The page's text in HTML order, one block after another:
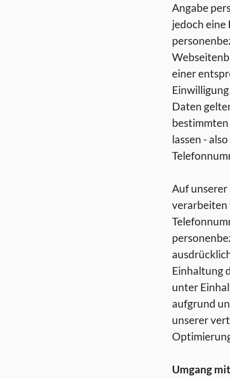
Angabe
jedoch eine
einer
Daten
lassen -
Auf
verarbeiten
Einhaltung
unter
aufgrund
unserer
Umgang